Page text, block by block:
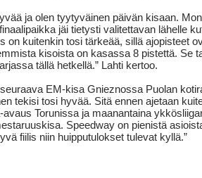
ja olen tyytyväinen päivän kisaan.
jäi tietysti valitettavan lähelle
on kuitenkin tosi tärkeää, sillä ajopisteet
kisoista on kasassa 8 pistettä. Se
tällä hetkellä.” Lahti kertoo.
EM-kisa Gnieznossa Puolan
tekisi tosi hyvää. Sitä ennen ajetaan
avaus Torunissa ja maanantaina
Speedway on pienistä
fiilis niin huipputulokset tulevat kyllä.”